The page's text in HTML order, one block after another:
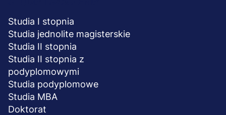
Studia I stopnia
Studia jednolite magisterskie
Studia II stopnia
Studia II stopnia z
podyplomowymi
Studia podyplomowe
Studia MBA
Doktorat